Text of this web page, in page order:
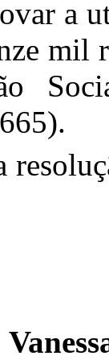
a
mil